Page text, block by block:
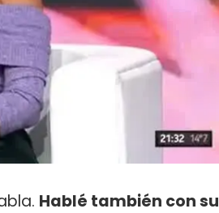
Hablé también con su